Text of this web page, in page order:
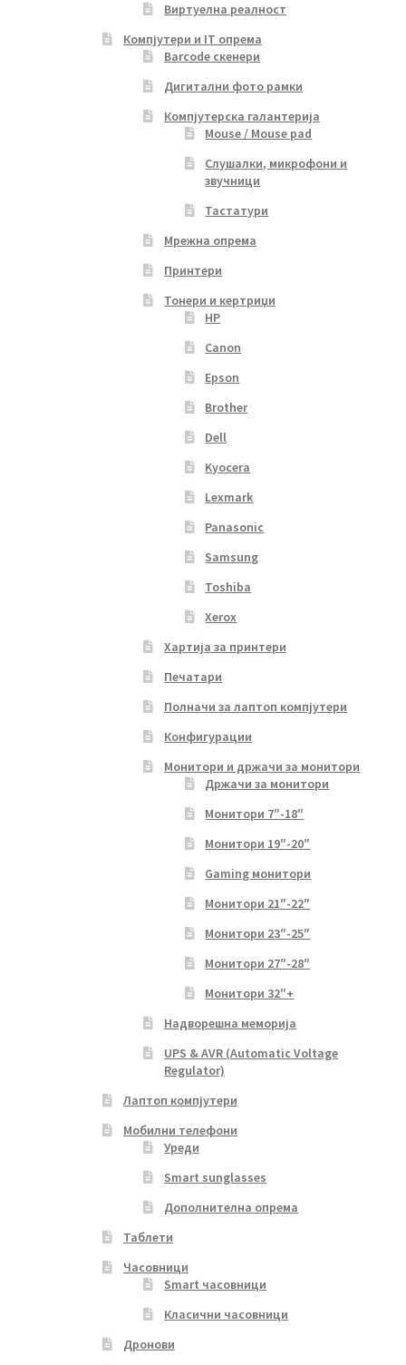
Виртуелна реалност
Компјутери и IT опрема
Barcode скенери
Дигитални фото рамки
Компјутерска галантерија
Mouse / Mouse pad
Слушалки, микрофони и
звучници
Тастатури
Мрежна опрема
Принтери
Тонери и кертриџи
HP
Canon
Epson
Brother
Dell
Kyocera
Lexmark
Panasonic
Samsung
Toshiba
Xerox
Хартија за принтери
Печатари
Полначи за лаптоп компјутери
Конфигурации
Монитори и држачи за монитори
Држачи за монитори
Монитори 7″-18″
Монитори 19″-20″
Gaming монитори
Монитори 21″-22″
Монитори 23″-25″
Монитори 27″-28″
Монитори 32″+
Надворешна меморија
UPS & AVR (Automatic Voltage
Regulator)
Лаптоп компјутери
Мобилни телефони
Уреди
Smart sunglasses
Дополнителна опрема
Таблети
Часовници
Smart часовници
Класични часовници
Дронови